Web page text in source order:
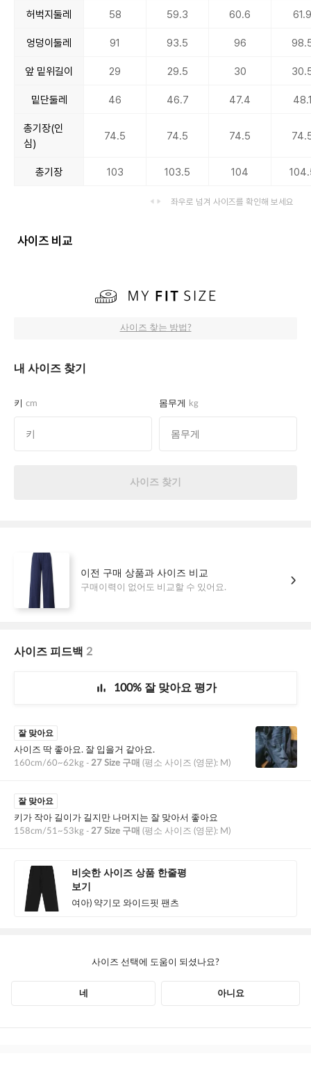
허벅지둘레 58 59.3 60.6
엉덩이둘레 91 93.5 96
앞 밑위길이 29 29.5 30
밑단둘레 46 46.7 47.4
총기장(인
심)
74.5 74.5 74.5
총기장 103 103.5 104
좌우로 넘겨 사이즈를 확인해 보세요
사이즈 비교